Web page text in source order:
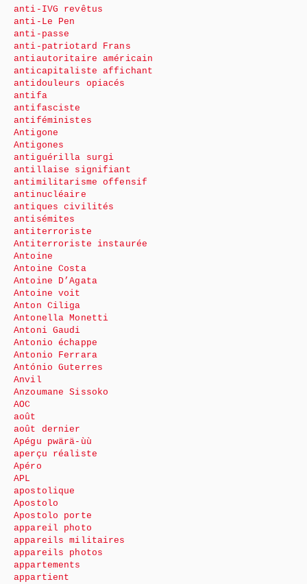
anti-IVG revêtus
anti-Le Pen
anti-passe
anti-patriotard Frans
antiautoritaire américain
anticapitaliste affichant
antidouleurs opiacés
antifa
antifasciste
antiféministes
Antigone
Antigones
antiguérilla surgi
antillaise signifiant
antimilitarisme offensif
antinucléaire
antiques civilités
antisémites
antiterroriste
Antiterroriste instaurée
Antoine
Antoine Costa
Antoine D’Agata
Antoine voit
Anton Ciliga
Antonella Monetti
Antoni Gaudi
Antonio échappe
Antonio Ferrara
António Guterres
Anvil
Anzoumane Sissoko
AOC
août
août dernier
Apégu pwärä-ùù
aperçu réaliste
Apéro
APL
apostolique
Apostolo
Apostolo porte
appareil photo
appareils militaires
appareils photos
appartements
appartient